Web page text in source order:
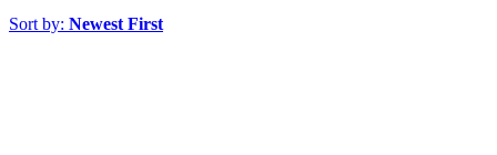
Sort by: Newest First